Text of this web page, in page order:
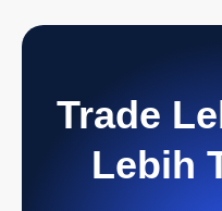
Trade
Lebih